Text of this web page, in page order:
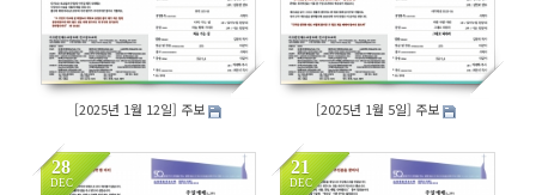
[2025년 1월 12일] 주보 [2025년 1월 5일] 주보
28
DEC
21
DEC